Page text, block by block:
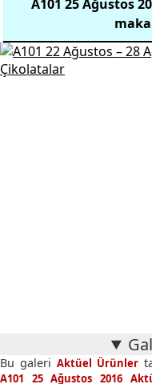
A101 25 Ağustos
Bu galeriAktüel Ürünler
A101 25 Ağustos 2016